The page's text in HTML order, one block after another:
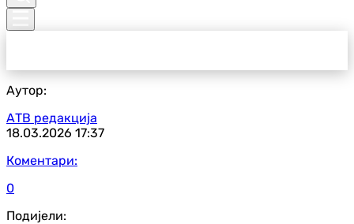
Аутор:
АТВ редакција
18.03.2026 17:37
Коментари:
0
Подијели: